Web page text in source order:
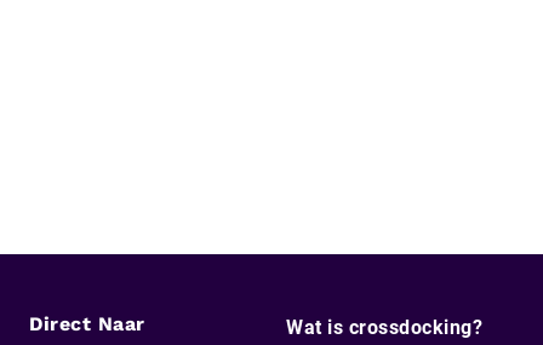
Direct Naar
Wat is crossdocking?